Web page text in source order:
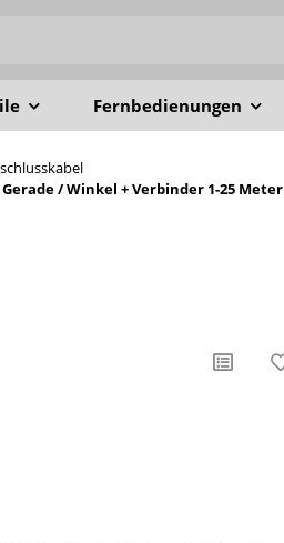
Fernbedienungen
/ Winkel + Verbinder 1-25 Meter